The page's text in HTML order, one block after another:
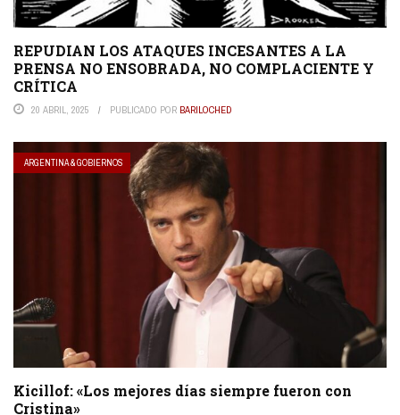
REPUDIAN LOS ATAQUES INCESANTES A LA
PRENSA NO ENSOBRADA, NO COMPLACIENTE Y
CRÍTICA
20 ABRIL, 2025 PUBLICADO POR BARILOCHED
ARGENTINA & GOBIERNOS
Kicillof: «Los mejores días siempre fueron con
Cristina»